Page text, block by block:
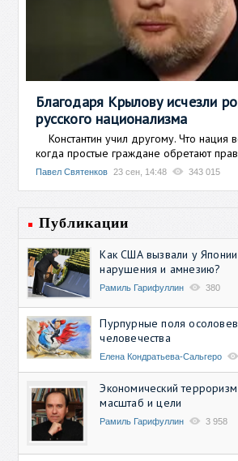
Благодаря Крылову исчезли
русского национализма
Константин учил другому. Что нация
когда простые граждане обретают
Павел Святенков 23 сен, 14:48 343 015
Публикации
Как США вызвали у Японии
нарушения и амнезию?
Рамиль Гарифуллин 380
Пурпурные поля
человечества
Елена Кондратьева-Сальгеро
Экономический
масштаб и цели
Рамиль Гарифуллин 3 958